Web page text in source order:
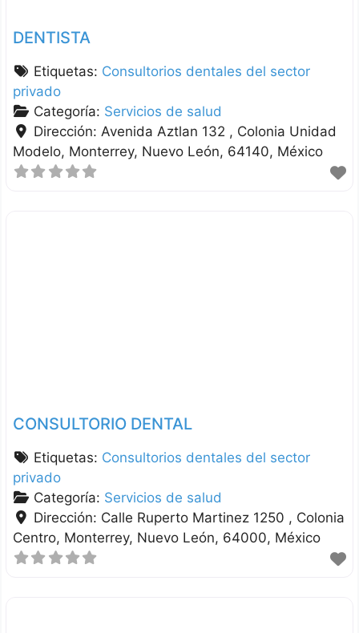
DENTISTA
Etiquetas: Consultorios dentales del sector
privado
Categoría: Servicios de salud
Dirección: Avenida Aztlan 132 , Colonia Unidad
Modelo Monterrey Nuevo León 64140 México
CONSULTORIO DENTAL
Etiquetas: Consultorios dentales del sector
privado
Categoría: Servicios de salud
Dirección: Calle Ruperto Martinez 1250 , Colonia
Centro Monterrey Nuevo León 64000 México